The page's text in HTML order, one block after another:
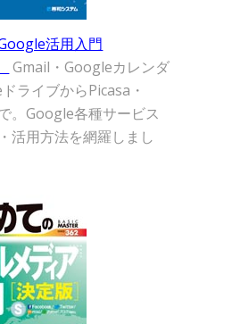
活用入門
Gmail・Googleカレンダ
ライブからPicasa・
。Google各種サービス
活用方法を網羅しまし